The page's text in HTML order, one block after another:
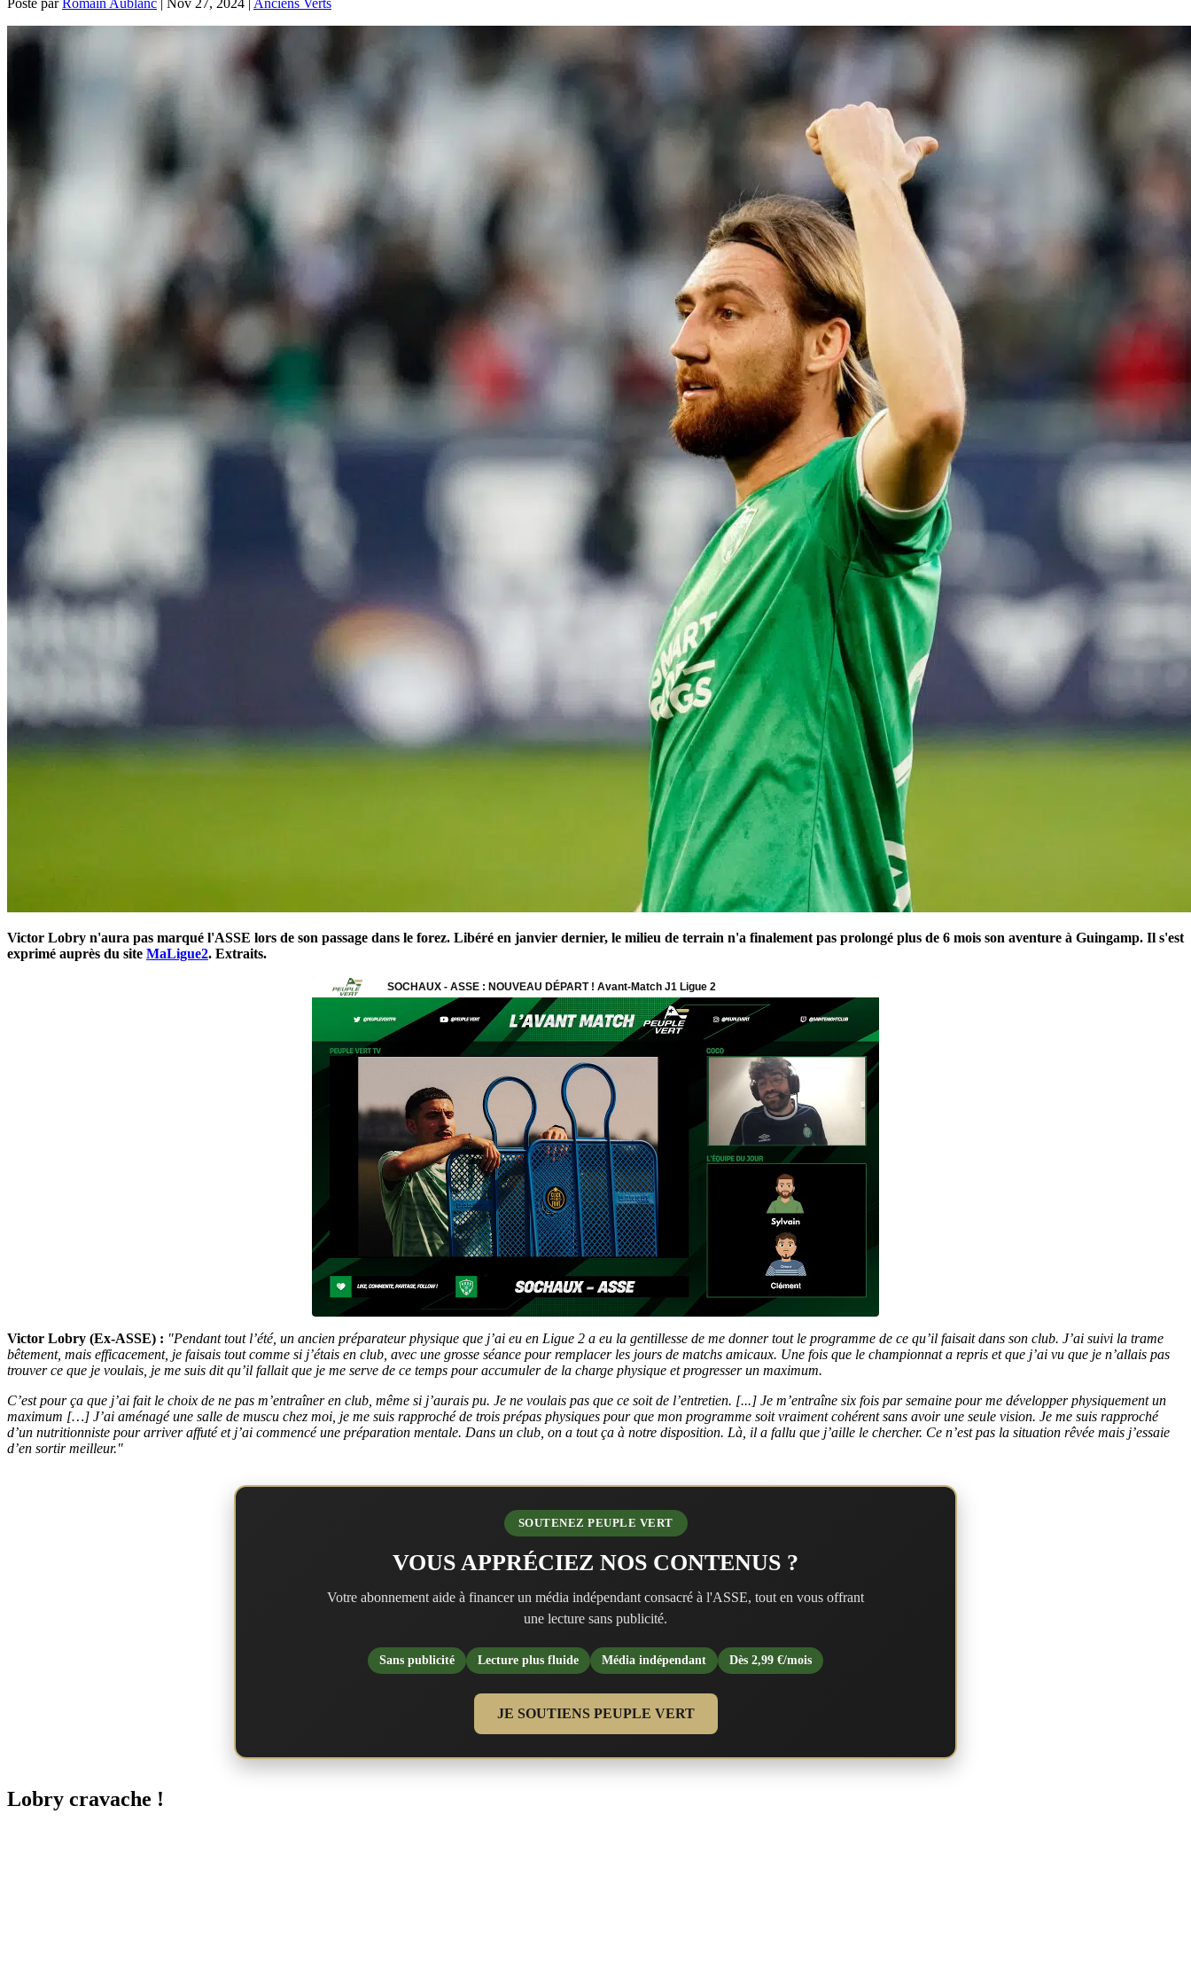
Victor Lobry n'aura pas marqué l'ASSE lors de son passage dans le forez. Libéré en janvier dernier, le milieu de terrain n'a finalement pas prolongé plus de 6 mois son aventure à Guingamp. Il s'est
exprimé auprès du site MaLigue2. Extraits.
Victor Lobry (Ex-ASSE) : "Pendant tout l’été, un ancien préparateur physique que j’ai eu en Ligue 2 a eu la gentillesse de me donner tout le programme de ce qu’il faisait dans son club. J’ai suivi la trame
bêtement, mais efficacement, je faisais tout comme si j’étais en club, avec une grosse séance pour remplacer les jours de matchs amicaux. Une fois que le championnat a repris et que j’ai vu que je n’allais pas
trouver ce que je voulais, je me suis dit qu’il fallait que je me serve de ce temps pour accumuler de la charge physique et progresser un maximum.
C’est pour ça que j’ai fait le choix de ne pas m’entraîner en club, même si j’aurais pu. Je ne voulais pas que ce soit de l’entretien. [...] Je m’entraîne six fois par semaine pour me développer physiquement un
maximum […] J’ai aménagé une salle de muscu chez moi, je me suis rapproché de trois prépas physiques pour que mon programme soit vraiment cohérent sans avoir une seule vision. Je me suis rapproché
d’un nutritionniste pour arriver affuté et j’ai commencé une préparation mentale. Dans un club, on a tout ça à notre disposition. Là, il a fallu que j’aille le chercher. Ce n’est pas la situation rêvée mais j’essaie
d’en sortir meilleur."
SOUTENEZ PEUPLE VERT
VOUS APPRÉCIEZ NOS CONTENUS ?
Votre abonnement aide à financer un média indépendant consacré à l'ASSE, tout en vous offrant
une lecture sans publicité.
Sans publicité Lecture plus fluide Média indépendant Dès 2,99 €/mois
JE SOUTIENS PEUPLE VERT
Lobry cravache !